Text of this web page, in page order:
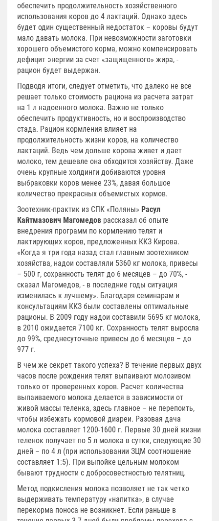
обеспечить продолжительность хозяйственного
использования коров до 4 лактаций. Однако здесь
будет один существенный недостаток – коровы будут
мало давать молока. При невозможности заготовки
хорошего объемистого корма, можно компенсировать
дефицит энергии за счет «защищенного» жира, -
рацион будет выдержан.
Подводя итоги, следует отметить, что далеко не все
решает только стоимость рациона из расчета затрат
на 1 л надоенного молока. Важно не только
обеспечить продуктивность, но и воспроизводство
стада. Рацион кормления влияет на
продолжительность жизни коров, на количество
лактаций. Ведь чем дольше корова живет и дает
молоко, тем дешевле она обходится хозяйству. Даже
очень крупные холдинги добиваются уровня
выбраковки коров менее 23%, давая большое
количество прекрасных объемистых кормов.
Зоотехник-практик из СПК «Поляны» Расул
Кайтмазович Магомедов рассказал об опыте
внедрения программ по кормлению телят и
лактирующих коров, предложенных ККЗ Кирова.
«Когда я три года назад стал главным зоотехником
хозяйства, надои составляли 5360 кг молока, привесы
– 500 г, сохранность телят до 6 месяцев – до 70%, -
сказал Магомедов, - в последние годы ситуация
изменилась к лучшему». Благодаря семинарам и
консультациям ККЗ были составлены оптимальные
рационы. В 2009 году надои составили 5695 кг молока,
в 2010 ожидается 7100 кг. Сохранность телят выросла
до 99%, среднесуточные привесы до 6 месяцев – до
977 г.
В чем же секрет такого успеха? В течение первых двух
часов после рождения телят выпаивают молозивом
только от проверенных коров. Расчет количества
выпаиваемого молока делается в зависимости от
живой массы теленка, здесь главное – не перепоить,
чтобы избежать кормовой диареи. Разовая дача
молока составляет 1200-1600 г. Первые 30 дней жизни
теленок получает по 5 л молока в сутки, следующие 30
дней – по 4 л (при использовании ЗЦМ соотношение
составляет 1:5). При выпойке цельным молоком
бывают трудности с добросовестностью телятниц.
Метод подкисления молока позволяет не так четко
выдерживать температуру «напитка», в случае
перекорма поноса не возникнет. Если раньше в